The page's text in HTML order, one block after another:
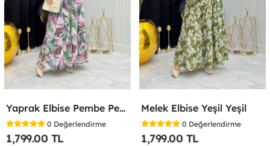
Yaprak Elbise Pembe Pembe
0 Değerlendirme
1,799.00 TL
Melek Elbise Yeşil Yeşil
0 Değerlendirme
1,799.00 TL